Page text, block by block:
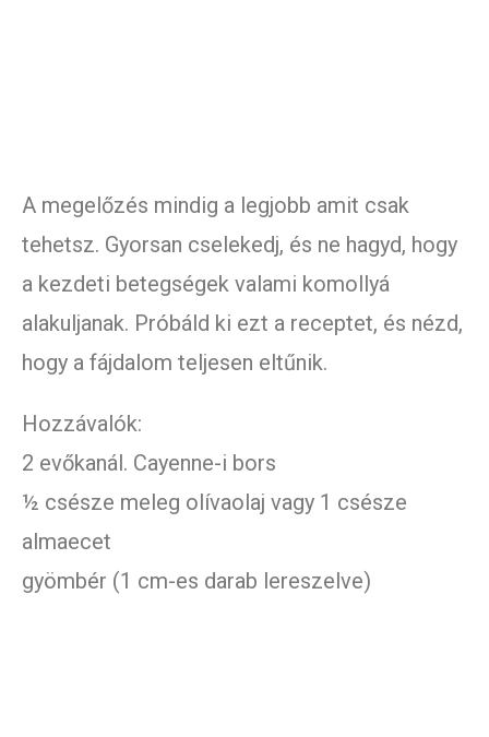
A megelőzés mindig a legjobb amit csak
tehetsz. Gyorsan cselekedj, és ne hagyd, hogy
a kezdeti betegségek valami komollyá
alakuljanak. Próbáld ki ezt a receptet, és nézd,
hogy a fájdalom teljesen eltűnik.
Hozzávalók:
2 evőkanál. Cayenne-i bors
½ csésze meleg olívaolaj vagy 1 csésze
almaecet
gyömbér (1 cm-es darab lereszelve)